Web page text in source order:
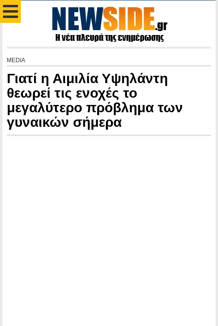
MEDIA
Γιατί η Αιμιλία Υψηλάντη
θεωρεί τις ενοχές το
μεγαλύτερο πρόβλημα των
γυναικών σήμερα